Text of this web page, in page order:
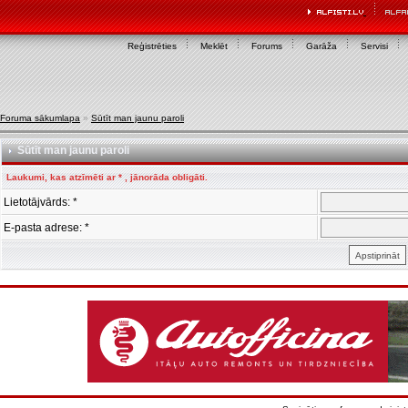
Reģistrēties Meklēt Forums Garāža Servisi
Foruma sākumlapa » Sūtīt man jaunu paroli
Sūtīt man jaunu paroli
Laukumi, kas atzīmēti ar * , jānorāda obligāti.
Lietotājvārds: *
E-pasta adrese: *